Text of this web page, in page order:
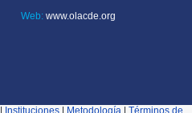
Web: www.olacde.org
Instituciones| Metodología Términos de